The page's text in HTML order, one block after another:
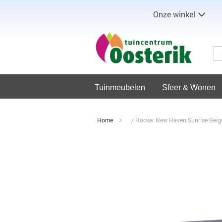
Onze winkel
Tuinmeubelen Sfeer & Wonen
Home Hocker New Haven Sunrise